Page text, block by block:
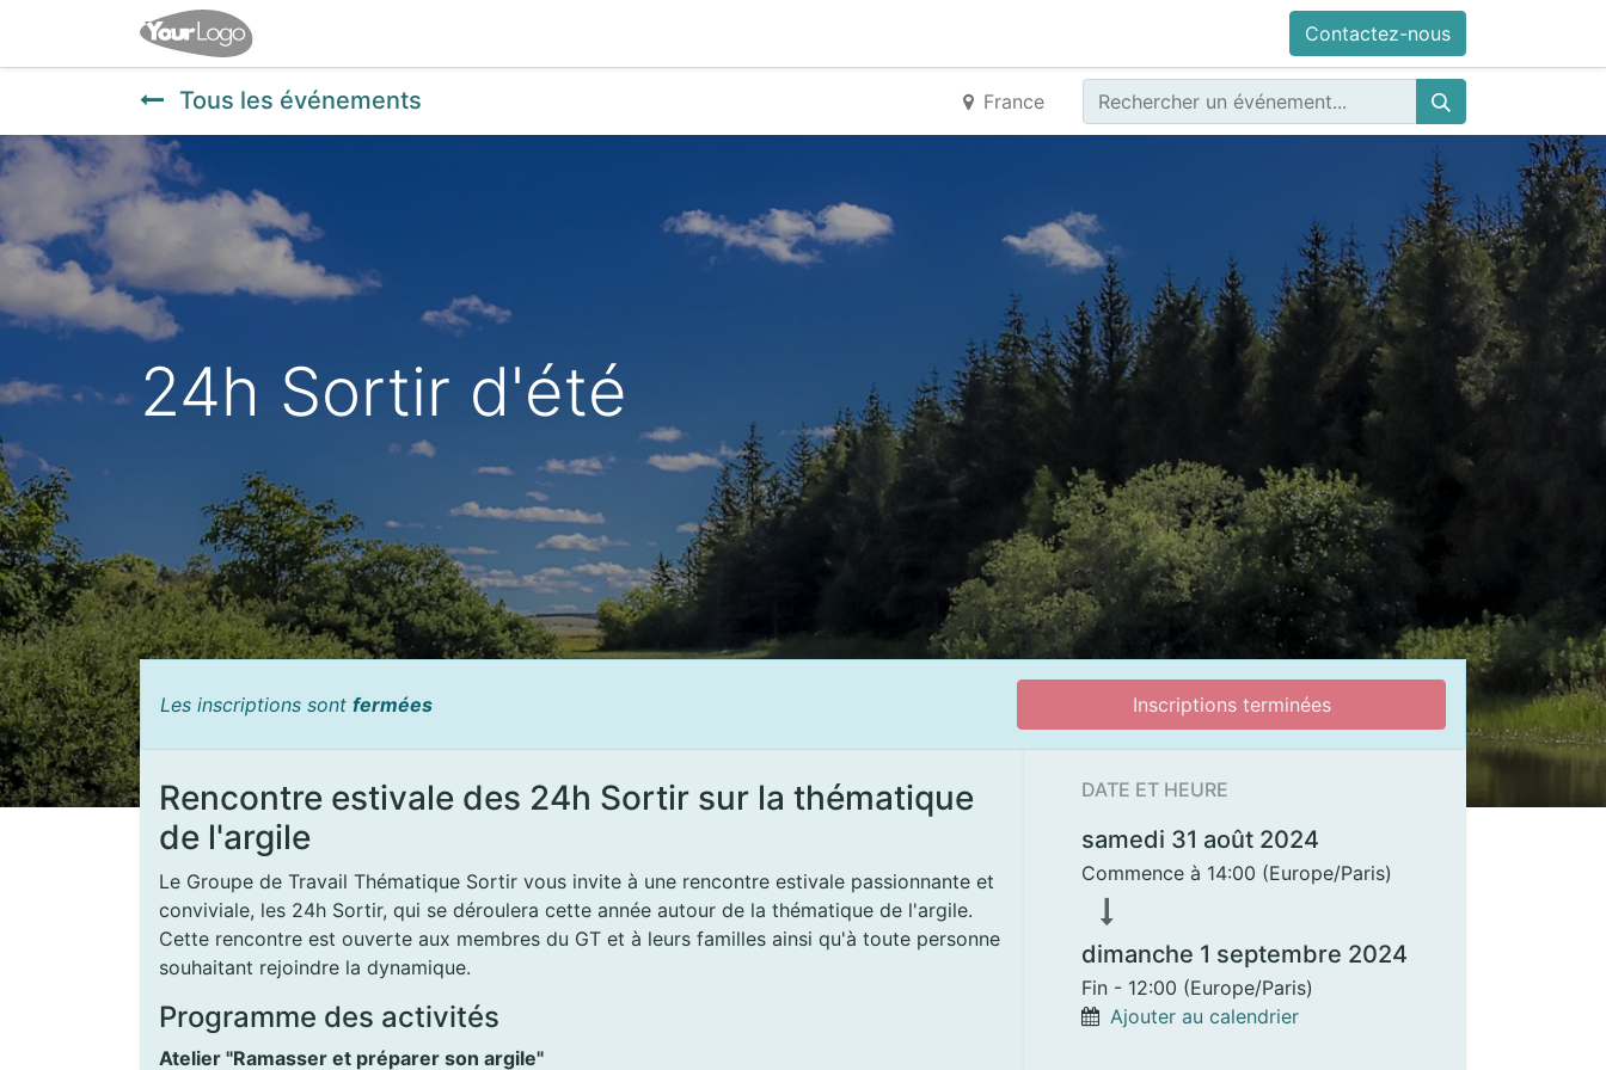
Contactez-nous
Tous les événements France
24h Sortir d'été
Les inscriptions sont fermées Inscriptions terminées
Rencontre estivale des 24h Sortir sur la thématique
de l'argile
Le Groupe de Travail Thématique Sortir vous invite à une rencontre estivale passionnante et
conviviale, les 24h Sortir, qui se déroulera cette année autour de la thématique de l'argile.
Cette rencontre est ouverte aux membres du GT et à leurs familles ainsi qu'à toute personne
souhaitant rejoindre la dynamique.
Programme des activités
Atelier "Ramasser et préparer son argile"
DATE ET HEURE
samedi 31 août 2024
Commence à 14:00 (Europe/Paris)
dimanche 1 septembre 2024
Fin - 12:00 (Europe/Paris)
Ajouter au calendrier